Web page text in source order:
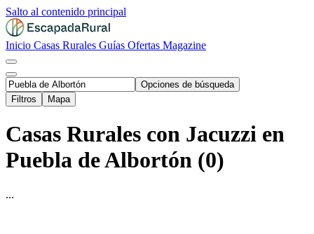
Salto al contenido principal
Inicio Casas Rurales Guías Ofertas Magazine
Opciones de búsqueda
Filtros
Mapa
Casas Rurales con Jacuzzi en
Puebla de Albortón (0)
...